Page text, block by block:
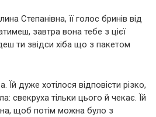
Степанівна, її голос бринів від
завтра вона тебе з цієї
ти звідси хіба що з пакетом
Їй дуже хотілося відповісти різко,
свекруха тільки цього й чекає. Їй
щоб потім можна було з